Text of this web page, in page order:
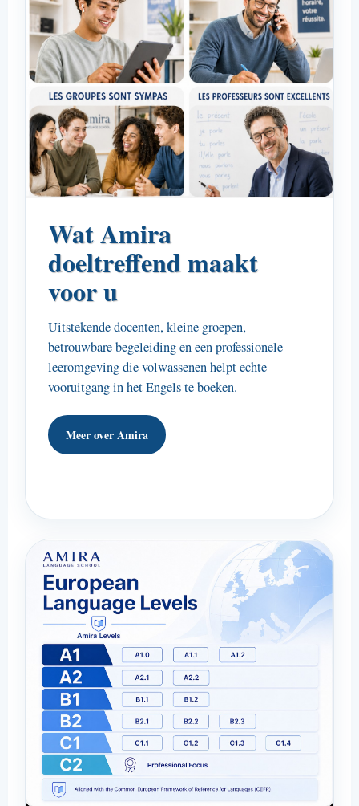
Wat Amira
doeltreffend maakt
voor u
Uitstekende docenten, kleine groepen,
betrouwbare begeleiding en een professionele
leeromgeving die volwassenen helpt echte
vooruitgang in het Engels te boeken.
Meer over Amira